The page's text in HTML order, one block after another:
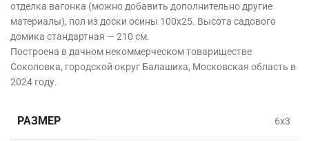
отделка вагонка (можно добавить дополнительно другие
материалы), пол из доски осины 100х25. Высота садового
домика стандартная — 210 см.
Построена в дачном некоммерческом товариществе
Соколовка, городской округ Балашиха, Московская область в
2024 году.
РАЗМЕР 6х3